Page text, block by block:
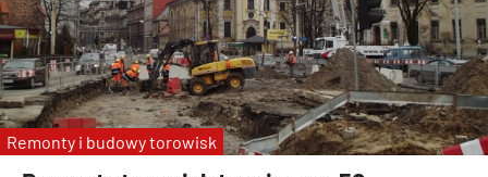
Remonty i budowy torowisk